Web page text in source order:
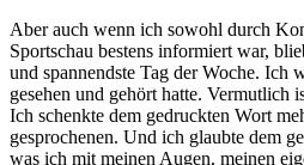
Aber auch wenn ich sowohl durch
Sportschau bestens informiert war,
und spannendste Tag der Woche. Ich
gesehen und gehört hatte. Vermutlich
Ich schenkte dem gedruckten Wort
gesprochenen. Und ich glaubte dem
was ich mit meinen Augen, meinen